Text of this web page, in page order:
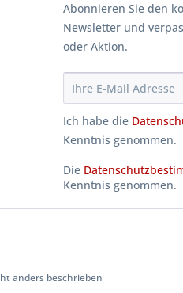
Abonnieren Sie den
Newsletter und
oder Aktion.
Ich habe die
Kenntnis genommen.
Die
Kenntnis genommen.
anders beschrieben